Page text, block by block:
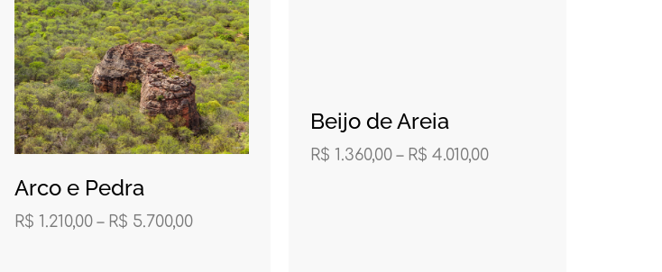
Arco e Pedra
R$ 1.210,00 – R$ 5.700,00
Beijo de Areia
R$ 1.360,00 – R$ 4.010,00